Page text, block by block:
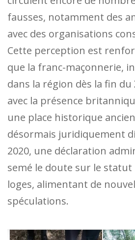
fausses, notamment des
avec des organisations
Cette perception est
que la franc-maçonnerie,
dans la région dès la fin du
avec la présence
une place historique
désormais juridiquement
2020, une déclaration
semé le doute sur le statut
loges, alimentant de
spéculations.